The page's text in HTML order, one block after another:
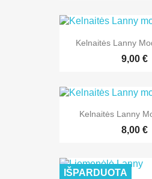
Kelnaitės Lanny
9,00 €
Kelnaitės Lanny
8,00 €
IŠPARDUOTA